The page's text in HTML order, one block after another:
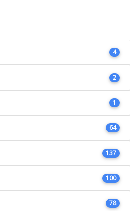
4
2
1
64
137
100
78